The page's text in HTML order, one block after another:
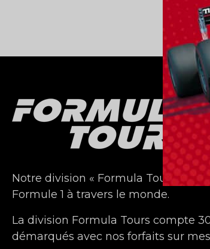
Notre division « Formula Tours »
Formule 1 à travers le monde.
La division Formula Tours compte
démarqués avec nos forfaits sur